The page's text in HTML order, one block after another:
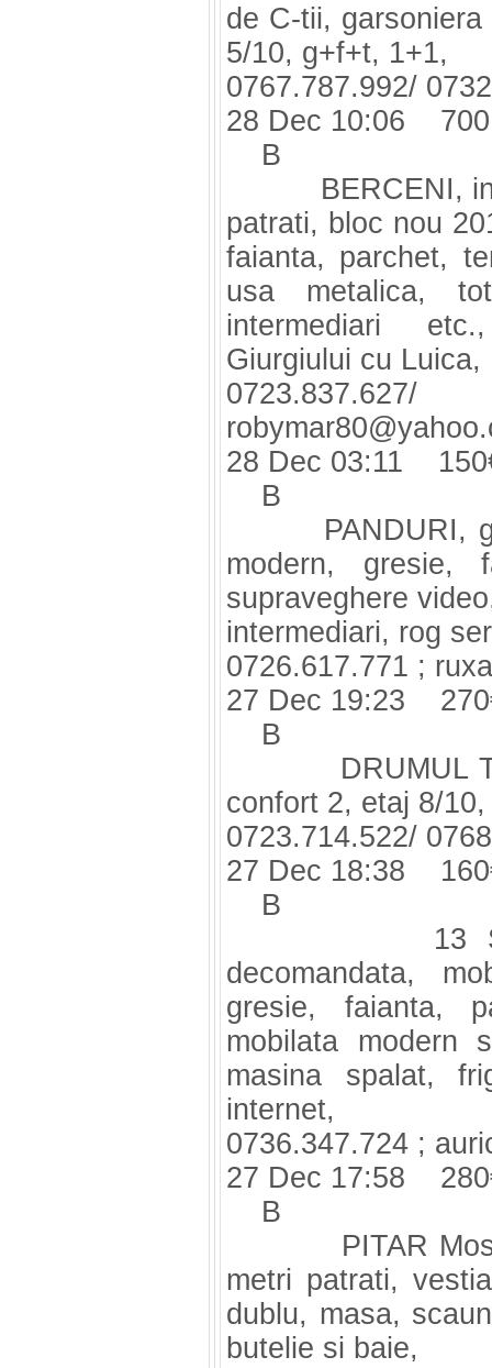
de C-tii,
5/10, g+f+t, 1+1,
0767.787.992/
28 Dec 10:06
B
BERCENI,
patrati, bloc nou
faianta, parchet,
usa metalica,
intermediari
Giurgiului cu Luica,
28 Dec 03:11
B
PANDURI,
modern, gresie,
supraveghere
intermediari, rog
0726.617.771 ;
27 Dec 19:23
B
DRUMUL
confort 2, etaj 8/
0723.714.522/
27 Dec 18:38
B
13
decomandata,
gresie, faianta,
mobilata modern
masina spalat,
internet,
0736.347.724 ;
27 Dec 17:58
B
PITAR Mos,
metri patrati,
dublu, masa,
butelie si baie,